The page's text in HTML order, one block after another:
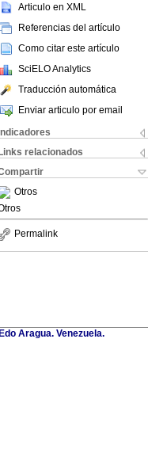
Articulo en XML
Referencias del artículo
Como citar este artículo
SciELO Analytics
Traducción automática
Enviar articulo por email
Indicadores
Links relacionados
Otros
Permalink
Aragua. Venezuela.